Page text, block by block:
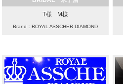
T様 M様
Brand：ROYAL ASSCHER DIAMOND